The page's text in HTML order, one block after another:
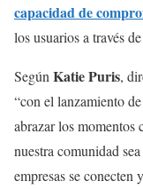
capacidad de
los usuarios a través
Según Katie Puris,
“con el lanzamiento
abrazar los momentos
nuestra comunidad
empresas se conecten